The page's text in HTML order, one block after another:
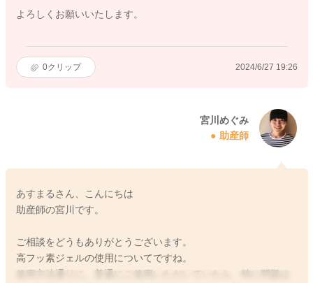
よろしくお願いいたします。
0クリップ 2024/6/27 19:26
宮川めぐみ
助産師
あすまるさん、こんにちは
助産師の宮川です。
ご相談をどうもありがとうございます。
高フッ素ジェルの使用についてですね。
使用方法通りに、普通にご使用いただいていたら、特に問題は